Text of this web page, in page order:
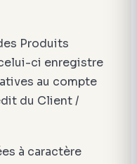
Produits
ci enregistre
au compte
du Client /
à caractère